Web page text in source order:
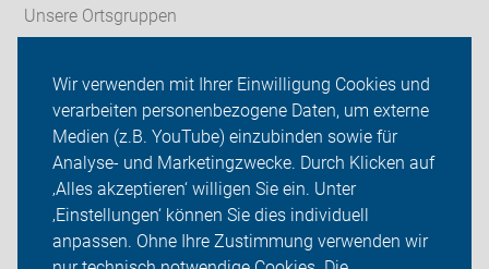
Wir verwenden mit Ihrer Einwilligung Cookies und
verarbeiten personenbezogene Daten, um externe
Medien (z.B. YouTube) einzubinden sowie für
Analyse- und Marketingzwecke. Durch Klicken auf
‚Alles akzeptieren‘ willigen Sie ein. Unter
‚Einstellungen‘ können Sie dies individuell
anpassen. Ohne Ihre Zustimmung verwenden wir
Unsere Ortsgruppen
Radfahrschule
Sei dabei
Presse
Login